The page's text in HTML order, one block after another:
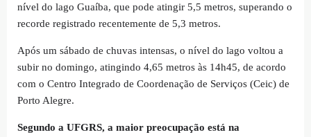
nível do lago Guaíba, que pode atingir 5,5 metros, superando o
recorde registrado recentemente de 5,3 metros.
Após um sábado de chuvas intensas, o nível do lago voltou a
subir no domingo, atingindo 4,65 metros às 14h45, de acordo
com o Centro Integrado de Coordenação de Serviços (Ceic) de
Porto Alegre.
Segundo a UFGRS, a maior preocupação está na